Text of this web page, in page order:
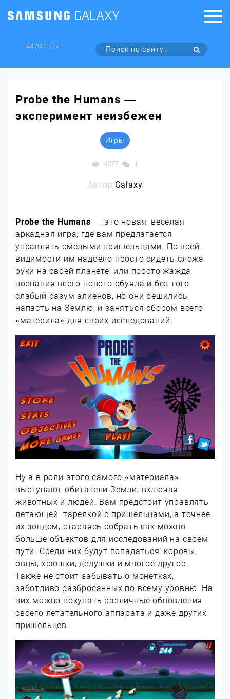
ВИДЖЕТЫ
Probe the Humans —
эксперимент неизбежен
Игры
4577 1
Автор:Galaxy
Probe the Humans — это новая, веселая
аркадная игра, где вам предлагается
управлять смелыми пришельцами. По всей
видимости им надоело просто сидеть сложа
руки на своей планете, или просто жажда
познания всего нового обуяла и без того
слабый разум алиенов, но они решились
напасть на Землю, и заняться сбором всего
«материла» для своих исследований.
Ну а в роли этого самого «материала»
выступают обитатели Земли, включая
животных и людей. Вам предстоит управлять
летающей тарелкой с пришельцами, а точнее
их зондом, стараясь собрать как можно
больше объектов для исследований на своем
пути. Среди них будут попадаться: коровы,
овцы, хрюшки, дедушки и многое другое.
Также не стоит забывать о монетках,
заботливо разбросанных по всему уровню. На
них можно покупать различные обновления
своего летательного аппарата и даже других
пришельцев.